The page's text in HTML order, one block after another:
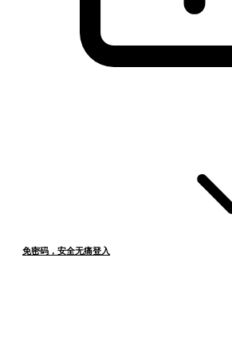
免密码，安全无痛登入